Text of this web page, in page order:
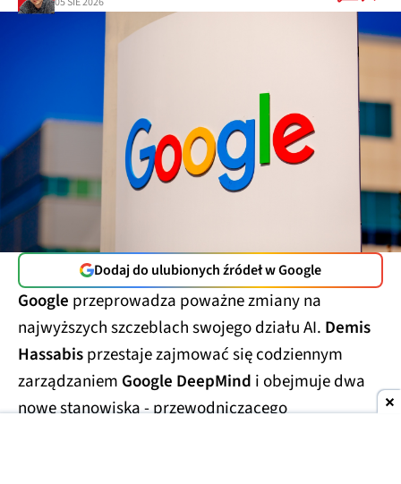
Dodaj do ulubionych źródeł w Google
Google przeprowadza poważne zmiany na
najwyższych szczeblach swojego działu AI. Demis
Hassabisprzestaje zajmować się codziennym
zarządzaniem Google DeepMind i obejmuje dwa
nowe stanowiska - przewodniczącego